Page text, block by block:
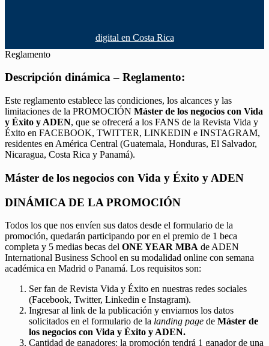
digital en Costa Rica
Reglamento
Descripción dinámica – Reglamento:
Este reglamento establece las condiciones, los alcances y las
limitaciones de la PROMOCIÓN Máster de los negocios con Vida
y Éxito y ADEN, que se ofrecerá a los FANS de la Revista Vida y
Éxito en FACEBOOK, TWITTER, LINKEDIN e INSTAGRAM,
residentes en América Central (Guatemala, Honduras, El Salvador,
Nicaragua, Costa Rica y Panamá).
Máster de los negocios con Vida y Éxito y ADEN
DINÁMICA DE LA PROMOCIÓN
Todos los que nos envíen sus datos desde el formulario de la
promoción, quedarán participando por en el premio de 1 beca
completa y 5 medias becas del ONE YEAR MBA de ADEN
International Business School en su modalidad online con semana
académica en Madrid o Panamá. Los requisitos son:
Ser fan de Revista Vida y Éxito en nuestras redes sociales
(Facebook, Twitter, Linkedin e Instagram).
Ingresar al link de la publicación y enviarnos los datos
solicitados en el formulario de la landing page de Máster de
los negocios con Vida y Éxito y ADEN.
Cantidad de ganadores: la promoción tendrá 1 ganador de una